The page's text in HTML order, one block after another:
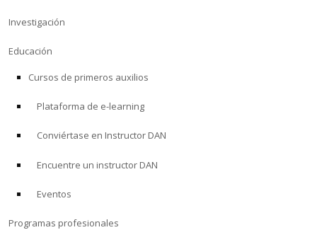
Investigación
Educación
Cursos de primeros auxilios
Plataforma de e-learning
Conviértase en Instructor DAN
Encuentre un instructor DAN
Eventos
Programas profesionales